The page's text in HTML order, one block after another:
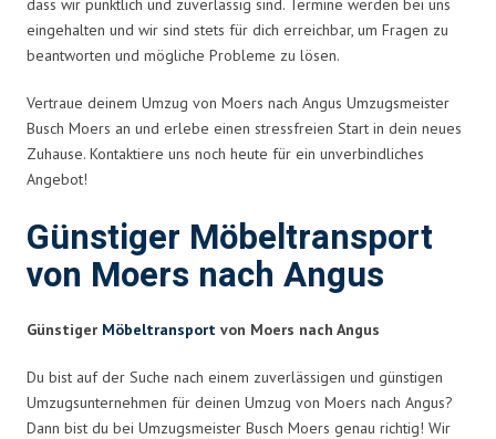
dass wir pünktlich und zuverlässig sind. Termine werden bei uns
eingehalten und wir sind stets für dich erreichbar, um Fragen zu
beantworten und mögliche Probleme zu lösen.
Vertraue deinem Umzug von Moers nach Angus Umzugsmeister
Busch Moers an und erlebe einen stressfreien Start in dein neues
Zuhause. Kontaktiere uns noch heute für ein unverbindliches
Angebot!
Günstiger Möbeltransport
von Moers nach Angus
Günstiger Möbeltransport von Moers nach Angus
Du bist auf der Suche nach einem zuverlässigen und günstigen
Umzugsunternehmen für deinen Umzug von Moers nach Angus?
Dann bist du bei Umzugsmeister Busch Moers genau richtig! Wir